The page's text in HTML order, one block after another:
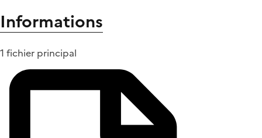
Informations
1 fichier principal